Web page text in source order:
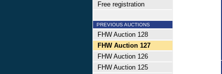
Free registration
PREVIOUS AUCTIONS
FHW Auction 128
FHW Auction 127
FHW Auction 126
FHW Auction 125